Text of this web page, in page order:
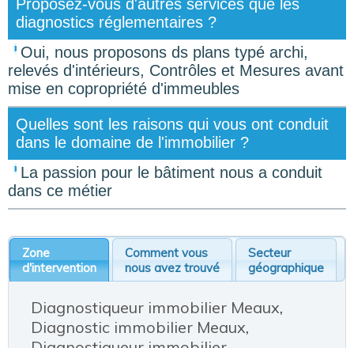
Proposez-vous d'autres services que les
diagnostics réglementaires ?
Oui, nous proposons ds plans typé archi,
relevés d'intérieurs, Contrôles et Mesures avant
mise en copropriété d'immeubles
Quelles sont les raisons qui vous ont conduit
dans le domaine de l'immobilier ?
La passion pour le bâtiment nous a conduit
dans ce métier
Zone
d'intervention
Comment vous
nous avez trouvé
Secteur
géographique
Diagnostiqueur immobilier Meaux,
Diagnostic immobilier Meaux,